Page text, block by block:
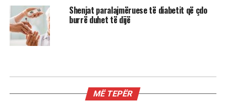
Shenjat paralajmëruese të diabetit që çdo
burrë duhet të dijë